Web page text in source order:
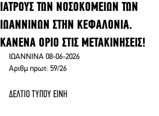
ΙΑΤΡΟΥΣ ΤΩΝ ΝΟΣΟΚΟΜΕΙΩΝ ΤΩΝ
ΙΩΑΝΝΙΝΩΝ ΣΤΗΝ ΚΕΦΑΛΟΝΙΑ.
ΚΑΝΕΝΑ ΟΡΙΟ ΣΤΙΣ ΜΕΤΑΚΙΝΗΣΕΙΣ!
ΙΩΑΝΝΙΝΑ 08-06-2026
Αριθμ πρωτ: 59/26
ΔΕΛΤΙΟ ΤΥΠΟΥ ΕΙΝΗ